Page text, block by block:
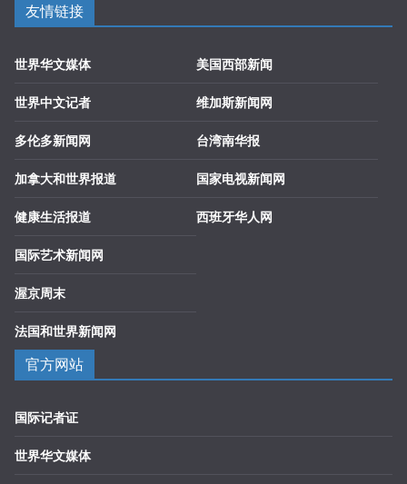
友情链接
世界华文媒体
世界中文记者
多伦多新闻网
加拿大和世界报道
健康生活报道
国际艺术新闻网
渥京周末
法国和世界新闻网
美国西部新闻
维加斯新闻网
台湾南华报
国家电视新闻网
西班牙华人网
官方网站
国际记者证
世界华文媒体